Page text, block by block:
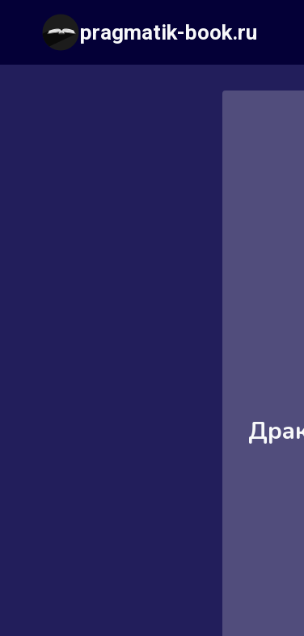
содержимому
pragmatik-book.ru